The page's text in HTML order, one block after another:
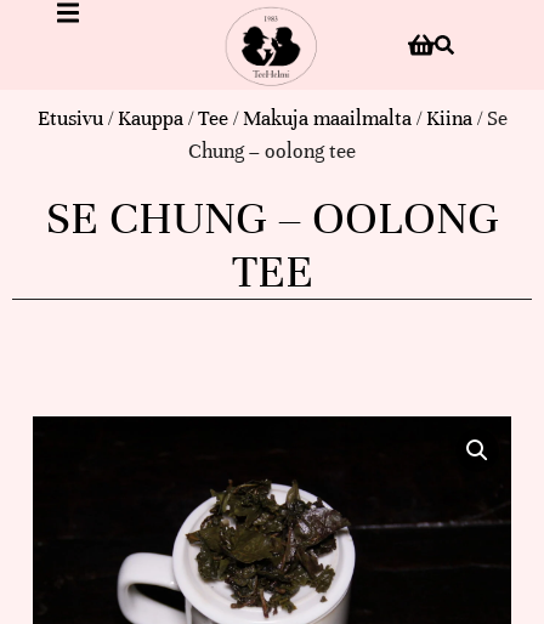
Etusivu/Kauppa/Tee/Makuja maailmalta/Kiina/ Se
Chung – oolong tee
SE CHUNG – OOLONG
TEE